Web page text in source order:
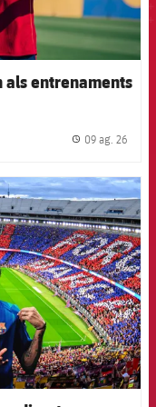
als entrenaments
09 ag. 26
badge